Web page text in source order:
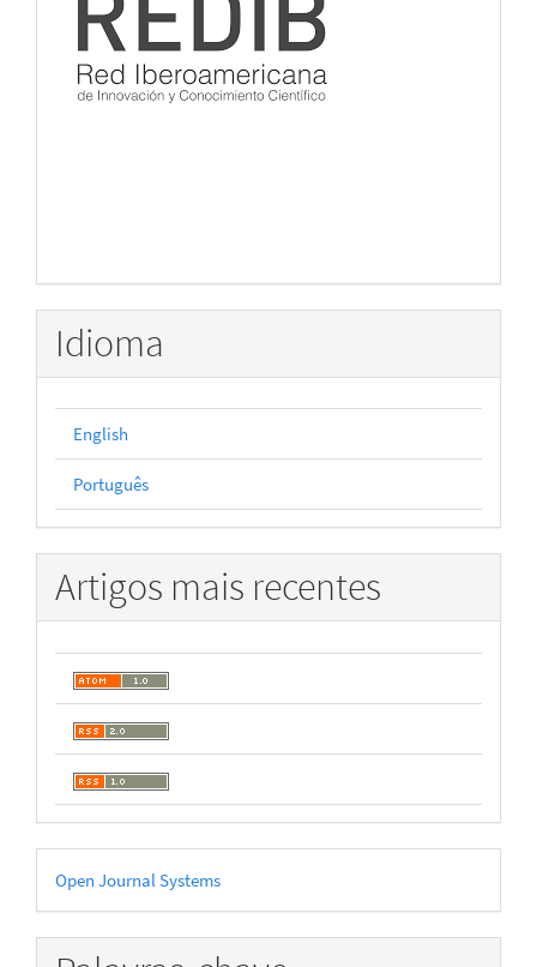
Idioma
English
Português
Artigos mais recentes
Desenvolvido
por
Open Journal Systems